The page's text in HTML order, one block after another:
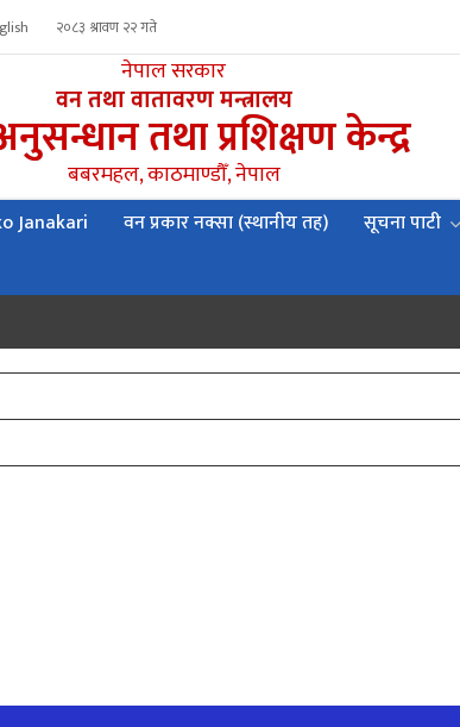
२०८३ श्रावण २२ गते
नेपाल सरकार
वन तथा वातावरण मन्त्रालय
तथा प्रशिक्षण केन्द्र
बबरमहल, काठमाण्डौँ, नेपाल
Janakari वन प्रकार नक्सा (स्थानीय तह) सूचना पाटी